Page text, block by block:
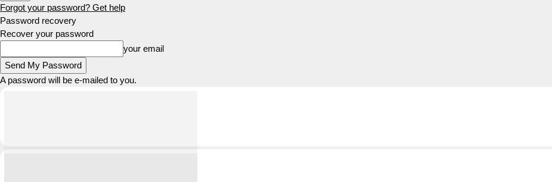
Forgot your password? Get help
Password recovery
Recover your password
your email
A password will be e-mailed to you.